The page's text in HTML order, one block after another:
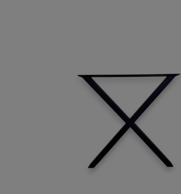
ogół stosuje się do stołów , ław, biurek.
DO KOSZYKA
ZOBACZ WIĘCEJ